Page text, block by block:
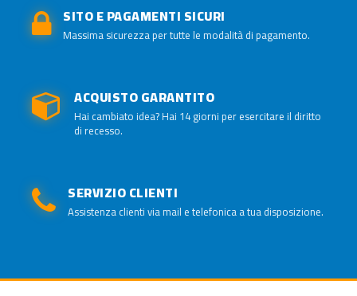
SITO E PAGAMENTI SICURI
Massima sicurezza per tutte le modalità di pagamento.
ACQUISTO GARANTITO
Hai cambiato idea? Hai 14 giorni per esercitare il diritto
di recesso.
SERVIZIO CLIENTI
Assistenza clienti via mail e telefonica a tua disposizione.